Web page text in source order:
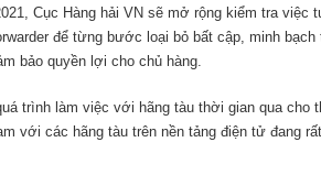
Cục Hàng hải VN sẽ mở rộng kiểm tra việc
để từng bước loại bỏ bất cập, minh
bảo quyền lợi cho chủ hàng.
trình làm việc với hãng tàu thời gian qua
với các hãng tàu trên nền tảng điện tử đang